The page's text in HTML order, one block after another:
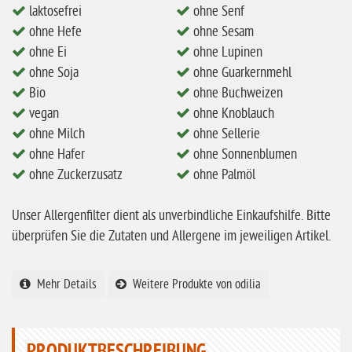
ohne Mandeln
ohne Milch
ohne Hafer
ohne Zuckerzusatz
ohne Reis
ohne Mais
ohne Sesam
ohne Lupinen
laktosefrei
ohne Hefe
ohne Ei
ohne Soja
Bio
vegan
ohne Milch
ohne Hafer
ohne Zuckerzusatz
ohne Senf
ohne Sesam
ohne Lupinen
ohne Guarkernmehl
ohne Buchweizen
ohne Knoblauch
ohne Sellerie
ohne Sonnenblumen
ohne Palmöl
Unser Allergenfilter dient als unverbindliche Einkaufshilfe. Bitte
überprüfen Sie die Zutaten und Allergene im jeweiligen Artikel.
Mehr Details Weitere Produkte von odilia